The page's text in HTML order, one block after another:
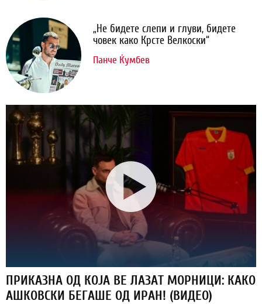
„Не бидете слепи и глуви, бидете
човек како Крсте Велкоски“
Панче Ќумбев
ПРИКАЗНА ОД КОЈА ВЕ ЛАЗАТ МОРНИЦИ: КАКО
АШКОВСКИ БЕГАШЕ ОД ИРАН! (ВИДЕО)